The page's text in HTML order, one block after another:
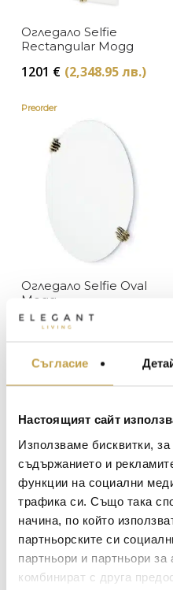
Съгласие
Настоящият сайт
Използваме бисквитки,
съдържанието и
функции на социални
трафика си. Също така
начина, по който
партньорските си
партньори и партньори
комбинират с друга
В наличност
Изчерпан, с
ЦЕНА
Огледало Selfie
Rectangular Mogg
1201 € (2,348.95 лв.)
Preorder
Огледало Selfie Oval
Mogg
764€ (1,494.25 лв.)
Preorder
Огледало Selfie
Square Mogg
383€ (749.08 лв.)